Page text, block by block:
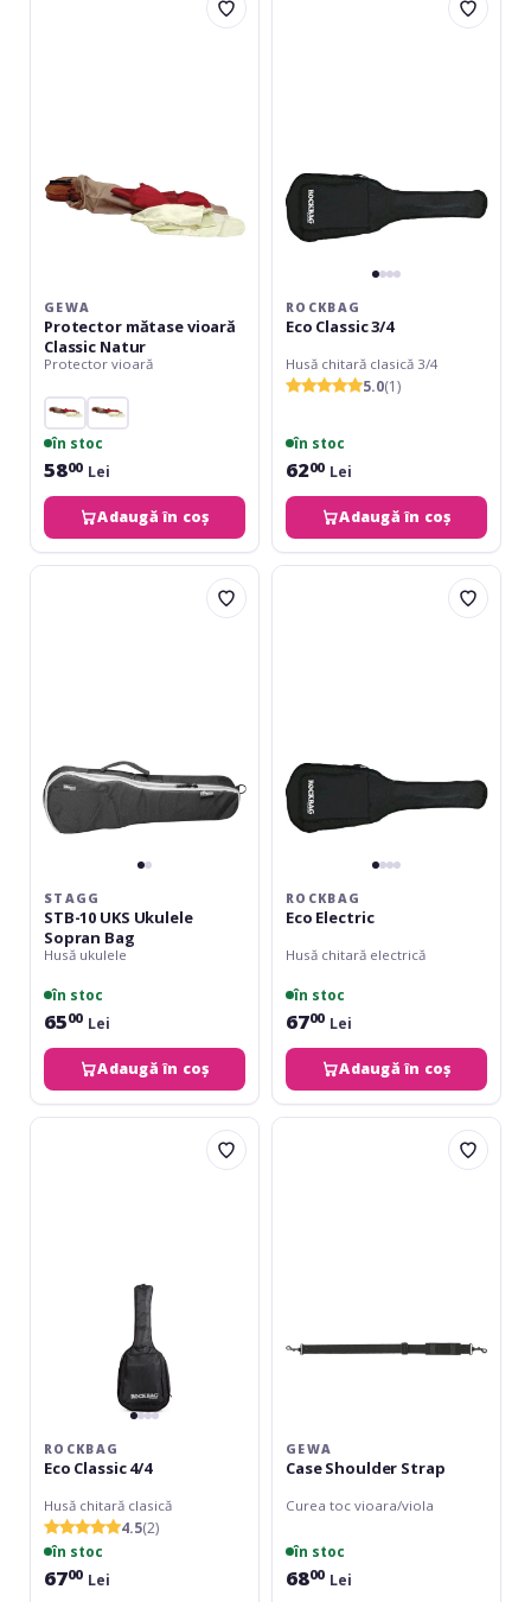
GEWA
Protector mătase vioară
Classic Natur
Protector vioară
în stoc
5800 Lei
Adaugă în coș
ROCKBAG
Eco Classic 3/4
Husă chitară clasică 3/4
5.0(1)
în stoc
6200 Lei
Adaugă în coș
Stagg
STAGG
STB-10 UKS Ukulele
Sopran Bag
Husă ukulele
în stoc
6500 Lei
Adaugă în coș
RockBag
ROCKBAG
Eco Electric
Husă chitară electrică
în stoc
6700 Lei
Adaugă în coș
RockBag
ROCKBAG
Eco Classic 4/4
Husă chitară clasică
4.5(2)
în stoc
6700 Lei
Gewa
GEWA
Case Shoulder Strap
Curea toc vioara/viola
în stoc
6800 Lei